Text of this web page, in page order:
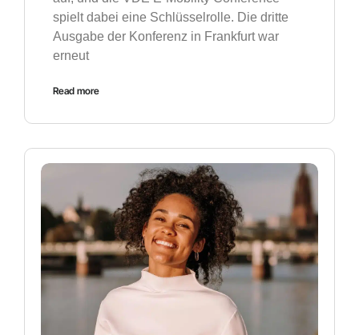
spielt dabei eine Schlüsselrolle. Die dritte
Ausgabe der Konferenz in Frankfurt war
erneut
Read more